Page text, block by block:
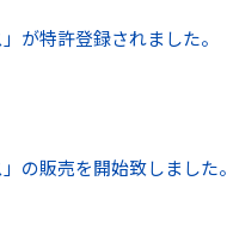
が特許登録されました。
の販売を開始致しました。